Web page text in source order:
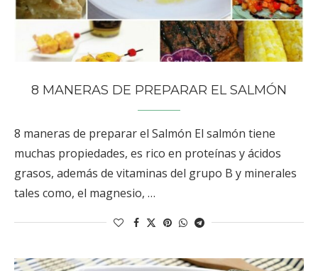
8 MANERAS DE PREPARAR EL SALMÓN
8 maneras de preparar el Salmón El salmón tiene
muchas propiedades, es rico en proteínas y ácidos
grasos, además de vitaminas del grupo B y minerales
tales como, el magnesio, …